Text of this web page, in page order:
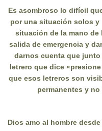
Es asombroso lo difícil
por una situación solos y
situación de la mano de
salida de emergencia y
darnos cuenta que
letrero que dice
que esos letreros son
permanentes y
Dios amo al hombre